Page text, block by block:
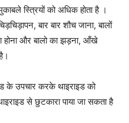
स्त्रियों को अधिक होता है ।
बार बार शौच जाना, बालों
होना और बालो का झड़ना, आँखे
के उपचार करके थाइराइड को
से छुटकारा पाया जा सकता है